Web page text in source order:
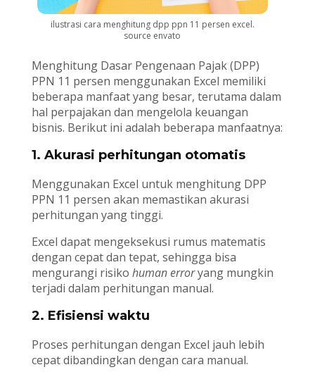
ilustrasi cara menghitung dpp ppn 11 persen excel.
source envato
Menghitung Dasar Pengenaan Pajak (DPP)
PPN 11 persen menggunakan Excel memiliki
beberapa manfaat yang besar, terutama dalam
hal perpajakan dan mengelola keuangan
bisnis. Berikut ini adalah beberapa manfaatnya:
1. Akurasi perhitungan otomatis
Menggunakan Excel untuk menghitung DPP
PPN 11 persen akan memastikan akurasi
perhitungan yang tinggi.
Excel dapat mengeksekusi rumus matematis
dengan cepat dan tepat, sehingga bisa
mengurangi risiko human erroryang mungkin
terjadi dalam perhitungan manual.
2. Efisiensi waktu
Proses perhitungan dengan Excel jauh lebih
cepat dibandingkan dengan cara manual.